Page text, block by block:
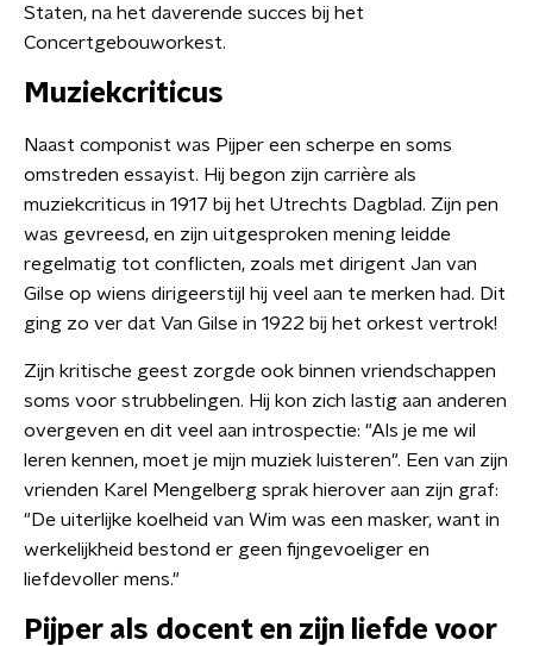
Staten, na het daverende succes bij het
Concertgebouworkest.
Muziekcriticus
Naast componist was Pijper een scherpe en soms
omstreden essayist. Hij begon zijn carrière als
muziekcriticus in 1917 bij het Utrechts Dagblad. Zijn pen
was gevreesd, en zijn uitgesproken mening leidde
regelmatig tot conflicten, zoals met dirigent Jan van
Gilse op wiens dirigeerstijl hij veel aan te merken had. Dit
ging zo ver dat Van Gilse in 1922 bij het orkest vertrok!
Zijn kritische geest zorgde ook binnen vriendschappen
soms voor strubbelingen. Hij kon zich lastig aan anderen
overgeven en dit veel aan introspectie: "Als je me wil
leren kennen, moet je mijn muziek luisteren". Een van zijn
vrienden Karel Mengelberg sprak hierover aan zijn graf:
"De uiterlijke koelheid van Wim was een masker, want in
werkelijkheid bestond er geen fijngevoeliger en
liefdevoller mens."
Pijper als docent en zijn liefde voor